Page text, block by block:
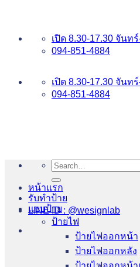
เปิด 8.30-17.30 จันทร์
094-851-4884
เปิด 8.30-17.30 จันทร์
094-851-4884
LINE ID : @wesignlab
Search
for:
หน้าแรก
รับทำป้าย
แบบป้าย
ป้ายไฟ
ป้ายไฟออกหน้า
ป้ายไฟออกหลัง